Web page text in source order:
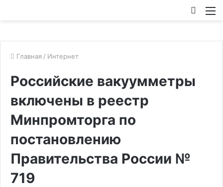
Главная / Интернет
Российские вакуумметры
включены в реестр
Минпромторга по
постановлению
Правительства России №
719